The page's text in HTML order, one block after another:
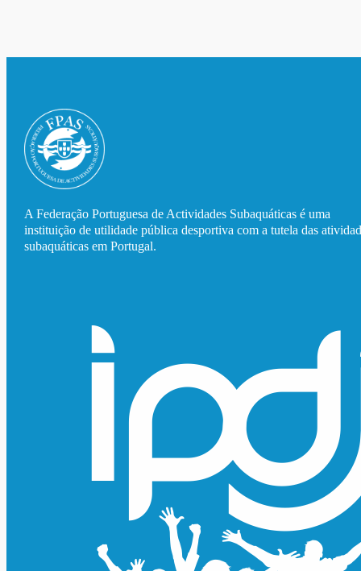
A Federação Portuguesa de Actividades Subaquáticas é uma
instituição de utilidade pública desportiva com a tutela das
subaquáticas em Portugal.